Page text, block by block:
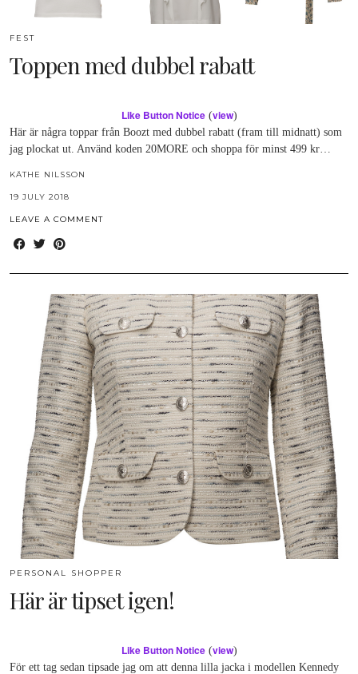
FEST
Toppen med dubbel rabatt
Like Button Notice(view)
Här är några toppar från Boozt med dubbel rabatt (fram till midnatt) som
jag plockat ut. Använd koden 20MORE och shoppa för minst 499 kr…
KÄTHE NILSSON
19 JULY 2018
LEAVE A COMMENT
PERSONAL SHOPPER
Här är tipset igen!
Like Button Notice(view)
För ett tag sedan tipsade jag om att denna lilla jacka i modellen Kennedy